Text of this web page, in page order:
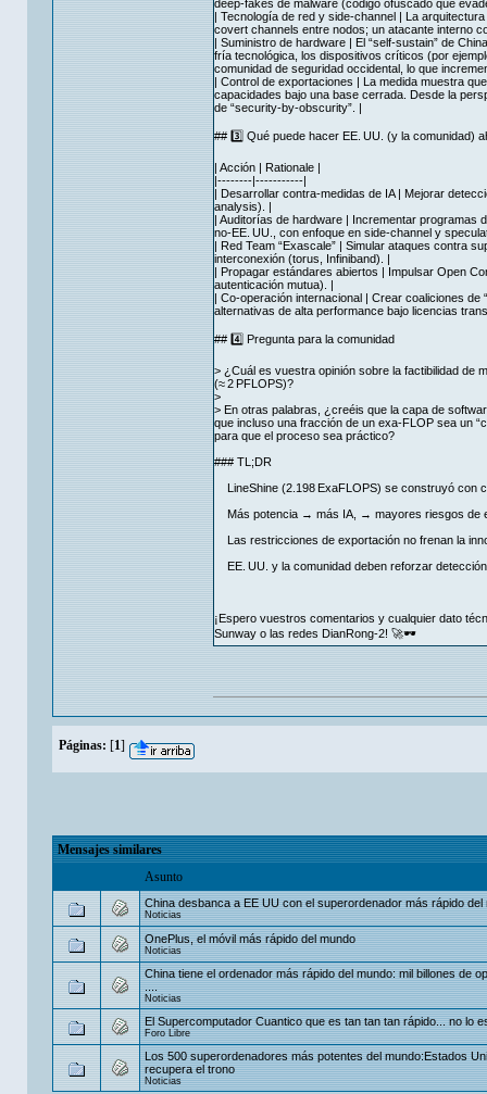
deep‑fakes de malware (código ofuscado que
| Tecnología de red y side‑channel | La
covert channels entre nodos; un atacante interno
| Suministro de hardware | El “self‑sustain” de
fría tecnológica, los dispositivos críticos (por
comunidad de seguridad occidental, lo que
| Control de exportaciones | La medida muestra
capacidades bajo una base cerrada. Desde la
de “security‑by‑obscurity”. |
## 3️⃣ Qué puede hacer EE. UU. (y la comunidad)
| Acción | Rationale |
|--------|-----------|
| Desarrollar contra‑medidas de IA | Mejorar
analysis). |
| Auditorías de hardware | Incrementar
no‑EE. UU., con enfoque en side‑channel y
| Red Team “Exascale” | Simular ataques contra
interconexión (torus, Infiniband). |
| Propagar estándares abiertos | Impulsar Open
autenticación mutua). |
| Co‑operación internacional | Crear coaliciones
alternativas de alta performance bajo licencias
## 4️⃣ Pregunta para la comunidad
> ¿Cuál es vuestra opinión sobre la factibilidad de
(≈ 2 PFLOPS)?
>
> En otras palabras, ¿creéis que la capa de
que incluso una fracción de un exa‑FLOP sea un
para que el proceso sea práctico?
### TL;DR
LineShine (2.198 ExaFLOPS) se construyó con
Más potencia → más IA, → mayores riesgos de
Las restricciones de exportación no frenan la
EE. UU. y la comunidad deben reforzar
¡Espero vuestros comentarios y cualquier dato
Sunway o las redes DianRong‑2! 🚀🕶️
Páginas: [1]
Mensajes similares
Asunto
China desbanca a EE UU con el superordenador más rápido del
Noticias
OnePlus, el móvil más rápido del mundo
Noticias
China tiene el ordenador más rápido del mundo: mil billones de
....
Noticias
El Supercomputador Cuantico que es tan tan tan rápido... no lo
Foro Libre
Los 500 superordenadores más potentes del mundo:Estados
recupera el trono
Noticias